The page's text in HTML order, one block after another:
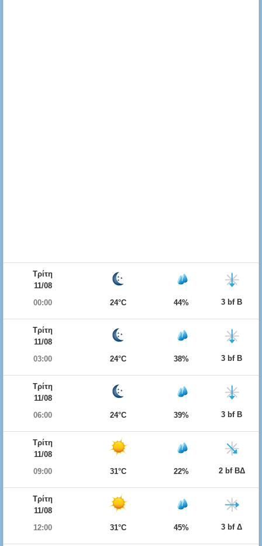
Τρίτη
11/08
00:00
24°C 44% 3 bf Β
Τρίτη
11/08
03:00
24°C 38% 3 bf Β
Τρίτη
11/08
06:00
24°C 39% 3 bf Β
Τρίτη
11/08
09:00
31°C 22% 2 bf ΒΔ
Τρίτη
11/08
12:00
31°C 45% 3 bf Δ